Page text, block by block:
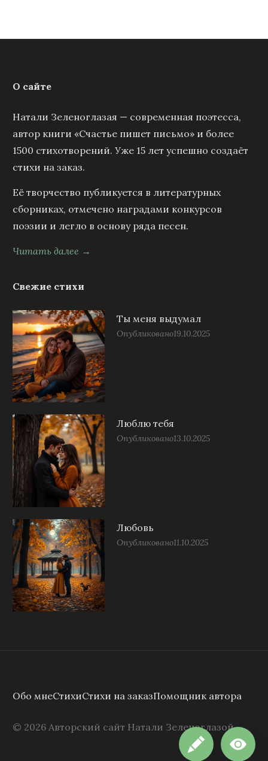
О сайте
Натали Зеленоглазая — современная поэтесса,
автор книги «Счастье пишет письмо» и более
1500 стихотворений. Уже 15 лет успешно создаёт
стихи на заказ.
Её творчество публикуется в литературных
сборниках, отмечено наградами конкурсов
поэзии и легло в основу ряда песен.
Читать далее →
Свежие стихи
Ты меня выдумал
Опубликовано19.10.2025
Люблю тебя
Опубликовано13.10.2025
Любовь
Опубликовано11.10.2025
Обо мнеСтихиСтихи на заказПомощник автора
© 2026 Авторский сайт Натали Зеленоглазой